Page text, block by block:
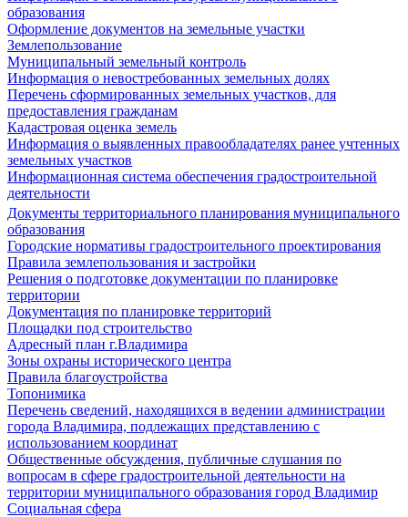
образования
Оформление документов на земельные участки
Землепользование
Муниципальный земельный контроль
Информация о невостребованных земельных долях
Перечень сформированных земельных участков, для
предоставления гражданам
Кадастровая оценка земель
Информация о выявленных правообладателях ранее учтенных
земельных участков
Информационная система обеспечения градостроительной
деятельности
Документы территориального планирования муниципального
образования
Городские нормативы градостроительного проектирования
Правила землепользования и застройки
Решения о подготовке документации по планировке
территории
Документация по планировке территорий
Площадки под строительство
Адресный план г.Владимира
Зоны охраны исторического центра
Правила благоустройства
Топонимика
Перечень сведений, находящихся в ведении администрации
города Владимира, подлежащих представлению с
использованием координат
Общественные обсуждения, публичные слушания по
вопросам в сфере градостроительной деятельности на
территории муниципального образования город Владимир
Социальная сфера